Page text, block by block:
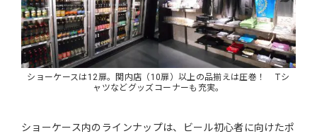
ショーケースは12扉。関内店（10扉）以上の品揃えは圧巻！ Tシ
ャツなどグッズコーナーも充実。
ショーケース内のラインナップは、ビール初心者に向けたポ